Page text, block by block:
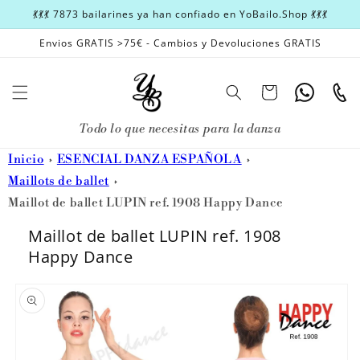
directamente
al contenido
💃💃💃 7873 bailarines ya han confiado en YoBailo.Shop 💃💃💃
Envios GRATIS >75€ - Cambios y Devoluciones GRATIS
CarritoWhatsapp
Todo lo que necesitas para la danza
Inicio
ESENCIAL DANZA ESPAÑOLA
Maillots de ballet
Maillot de ballet LUPIN ref. 1908 Happy Dance
Maillot de ballet LUPIN ref. 1908
Happy Dance
a la
información
del producto